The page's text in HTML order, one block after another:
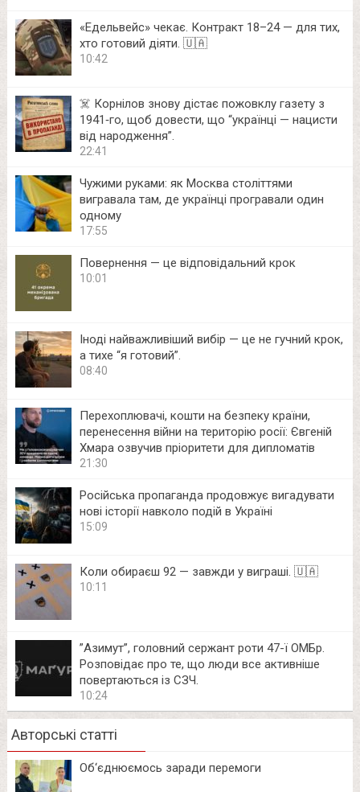
«Едельвейс» чекає. Контракт 18–24 — для тих,
хто готовий діяти. 🇺🇦
10:42
☠️ Корнілов знову дістає пожовклу газету з
1941‑го, щоб довести, що “українці — нацисти
від народження”.
22:41
Чужими руками: як Москва століттями
вигравала там, де українці програвали один
одному
17:55
Повернення — це відповідальний крок
10:01
Іноді найважливіший вибір — це не гучний крок,
а тихе “я готовий”.
08:40
Перехоплювачі, кошти на безпеку країни,
перенесення війни на територію росії: Євгеній
Хмара озвучив пріоритети для дипломатів
21:30
Російська пропаганда продовжує вигадувати
нові історії навколо подій в Україні
15:09
Коли обираєш 92 — завжди у виграші. 🇺🇦
10:11
⁨”Азимут”, головний сержант роти 47-ї ОМБр.
Розповідає про те, що люди все активніше
повертаються із СЗЧ.
10:24
Авторські статті
Об‘єднюємось заради перемоги